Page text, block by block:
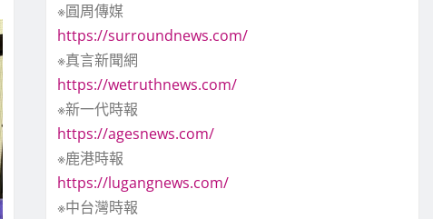
※圓周傳媒
https://surroundnews.com/
※真言新聞網
https://wetruthnews.com/
※新一代時報
https://agesnews.com/
※鹿港時報
https://lugangnews.com/
※中台灣時報